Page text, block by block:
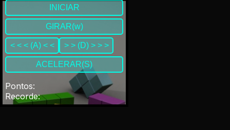
INICIAR
GIRAR(w)
< < < (A) < < > > (D) > > >
ACELERAR(S)
Pontos:
Recorde: